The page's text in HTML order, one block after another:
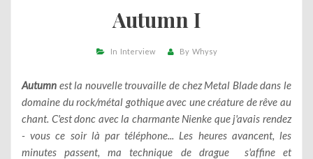
Autumn I
In Interview By Whysy
Autumn est la nouvelle trouvaille de chez Metal Blade dans le
domaine du rock/métal gothique avec une créature de rêve au
chant. C'est donc avec la charmante Nienke que j'avais rendez
- vous ce soir là par téléphone... Les heures avancent, les
minutes passent, ma technique de drague s'affine et